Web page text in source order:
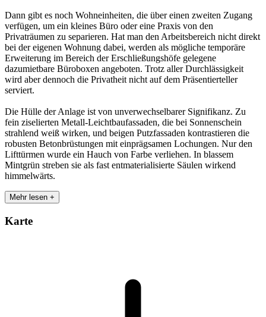
Dann gibt es noch Wohneinheiten, die über einen zweiten Zugang
verfügen, um ein kleines Büro oder eine Praxis von den
Privaträumen zu separieren. Hat man den Arbeitsbereich nicht direkt
bei der eigenen Wohnung dabei, werden als mögliche temporäre
Erweiterung im Bereich der Erschließungshöfe gelegene
dazumietbare Büroboxen angeboten. Trotz aller Durchlässigkeit
wird aber dennoch die Privatheit nicht auf dem Präsentierteller
serviert.
Die Hülle der Anlage ist von unverwechselbarer Signifikanz. Zu
fein ziselierten Metall-Leichtbaufassaden, die bei Sonnenschein
strahlend weiß wirken, und beigen Putzfassaden kontrastieren die
robusten Betonbrüstungen mit einprägsamen Lochungen. Nur den
Lifttürmen wurde ein Hauch von Farbe verliehen. In blassem
Mintgrün streben sie als fast entmaterialisierte Säulen wirkend
himmelwärts.
Mehr lesen +
Karte